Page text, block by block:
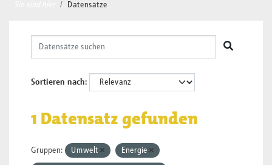
Datensätze
Sortieren nach
1 Datensatz gefunden
Gruppen: Umwelt Energie